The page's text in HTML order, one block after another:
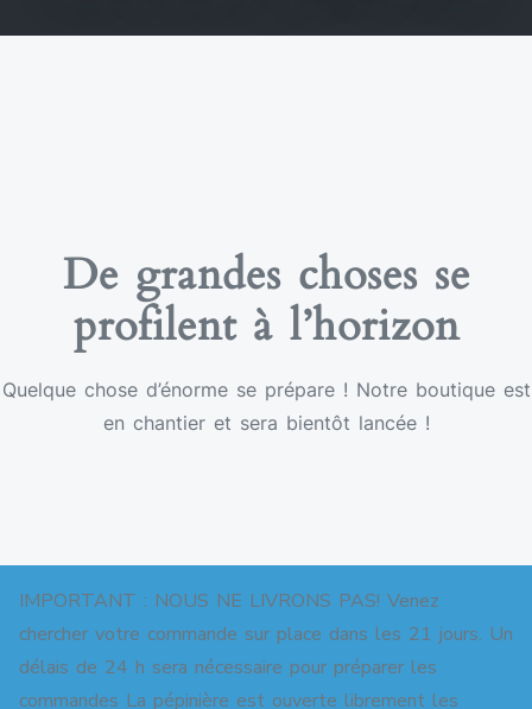
IMPORTANT : NOUS NE LIVRONS PAS! Venez
chercher votre commande sur place dans les 21 jours. Un
délais de 24 h sera nécessaire pour préparer les
commandes La pépinière est ouverte librement les
De grandes choses se
profilent à l’horizon
Quelque chose d’énorme se prépare ! Notre boutique est
en chantier et sera bientôt lancée !